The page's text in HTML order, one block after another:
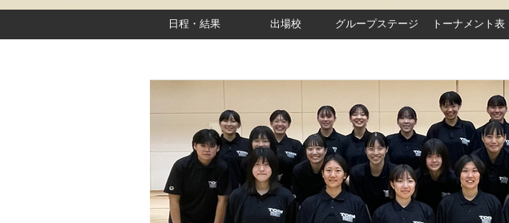
日程・結果 出場校 グループステージ トーナメント表